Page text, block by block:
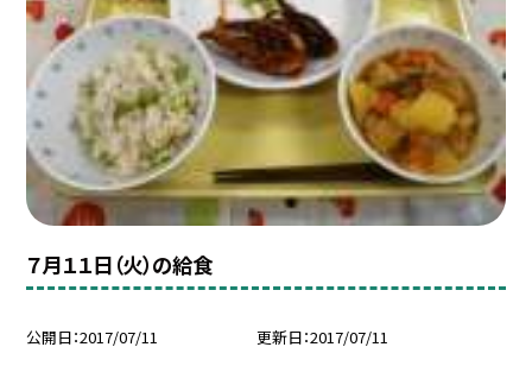
７月１１日（火）の給食
公開日 2017/07/11 更新日 2017/07/11